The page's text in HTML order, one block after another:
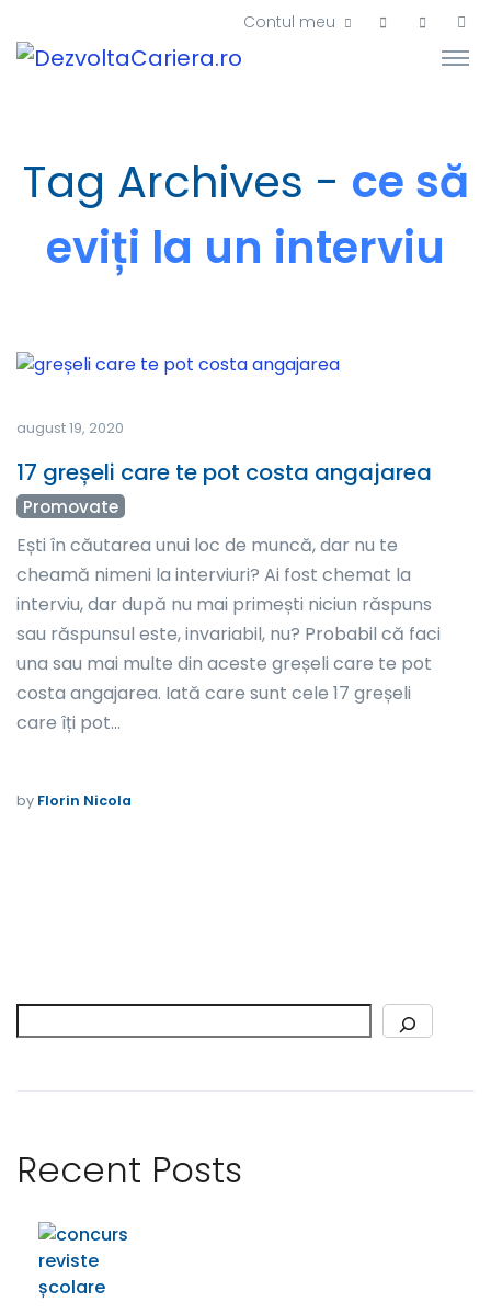
Contul meu
Tag Archives - ce să
eviți la un interviu
august 19, 2020
17 greșeli care te pot costa angajarea
Promovate
Ești în căutarea unui loc de muncă, dar nu te
cheamă nimeni la interviuri? Ai fost chemat la
interviu, dar după nu mai primești niciun răspuns
sau răspunsul este, invariabil, nu? Probabil că faci
una sau mai multe din aceste greșeli care te pot
costa angajarea. Iată care sunt cele 17 greșeli
care îți pot…
by Florin Nicola
Recent Posts